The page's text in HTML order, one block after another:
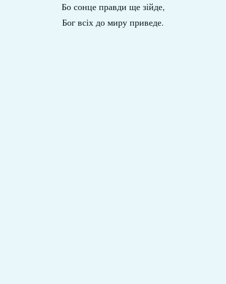
Бо сонце правди ще зійде,
Бог всіх до миру приведе.